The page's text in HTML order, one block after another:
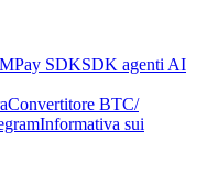
Pay SDKSDK agenti AI
Convertitore BTC/
Informativa sui